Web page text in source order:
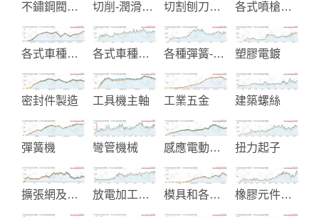
不鏽鋼閥和管配件 切削-潤滑-防鏽油品製造 切割刨刀具製造 各式噴槍和壓力罐製造
各式車種升降窗配件 各式車種油封設計製造 各種彈簧-彈片製造 塑膠電鍍
密封件製造 工具機主軸 工業五金 建築螺絲
彈簧機 彎管機械 感應電動機-馬達 扭力起子
擴張網及花紋止滑踏板 放電加工機械 模具和各類五金沖壓件製造 橡膠元件及零件